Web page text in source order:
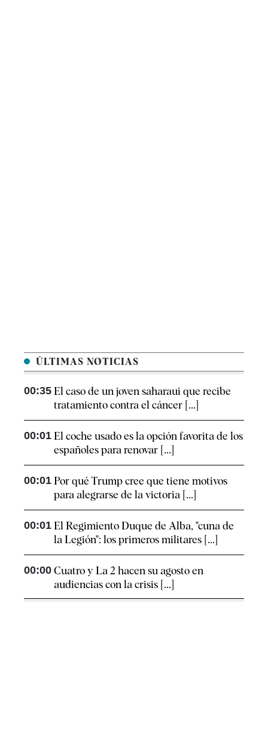
ÚLTIMAS NOTICIAS
00:35 El caso de un joven saharaui que recibe
tratamiento contra el cáncer [...]
00:01 El coche usado es la opción favorita de los
españoles para renovar [...]
00:01 Por qué Trump cree que tiene motivos
para alegrarse de la victoria [...]
00:01 El Regimiento Duque de Alba, "cuna de
la Legión": los primeros militares [...]
00:00 Cuatro y La 2 hacen su agosto en
audiencias con la crisis [...]